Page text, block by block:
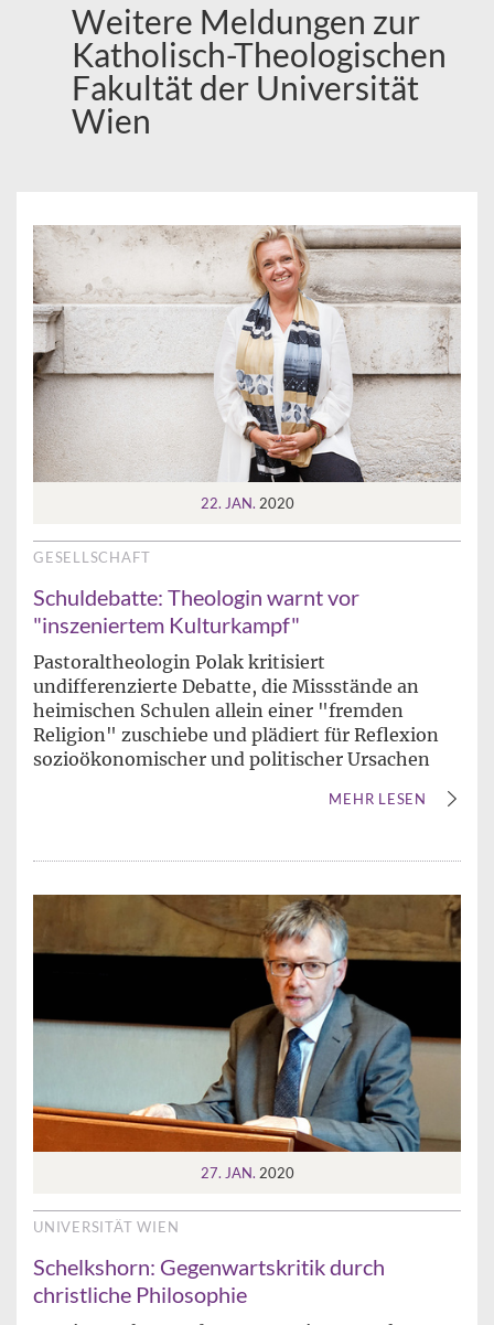
Weitere Meldungen zur
Katholisch-Theologischen
Fakultät der Universität
Wien
22. JAN. 2020
GESELLSCHAFT
Schuldebatte: Theologin warnt vor
"inszeniertem Kulturkampf"
Pastoraltheologin Polak kritisiert
undifferenzierte Debatte, die Missstände an
heimischen Schulen allein einer "fremden
Religion" zuschiebe und plädiert für Reflexion
sozioökonomischer und politischer Ursachen
MEHR LESEN
27. JAN. 2020
UNIVERSITÄT WIEN
Schelkshorn: Gegenwartskritik durch
christliche Philosophie